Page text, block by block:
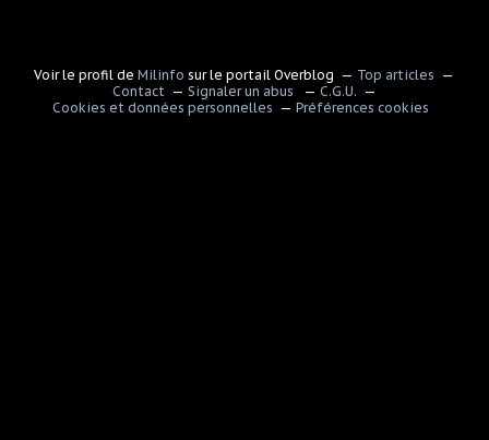
Voir le profil deMilinfo sur le portail Overblog
Top articles
Contact
Signaler un abus
C.G.U.
Cookies et données personnelles
Préférences cookies